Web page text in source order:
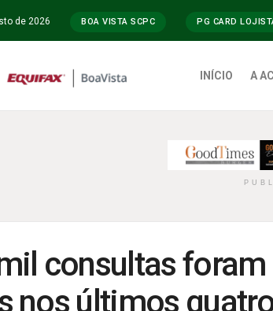
de 2026 BOA VISTA SCPC PG CARD
INÍCIO A
consultas
nos últimos